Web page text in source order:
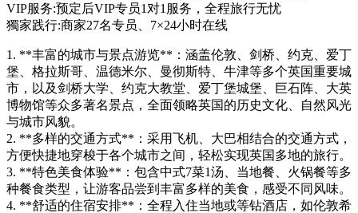
VIP服务:预定后VIP专员1对1服务，全程旅行无忧
獨家践行:商家27名专员、7×24小时在线
1. **丰富的城市与景点游览**：涵盖伦敦、剑桥、约克、爱丁
堡、格拉斯哥、温德米尔、曼彻斯特、牛津等多个英国重要城
市，以及剑桥大学、约克大教堂、爱丁堡城堡、巨石阵、大英
博物馆等众多著名景点，全面领略英国的历史文化、自然风光
与城市风貌。
2. **多样的交通方式**：采用飞机、大巴相结合的交通方式，
方便快捷地穿梭于各个城市之间，轻松实现英国多地的旅行。
3. **特色美食体验**：包含中式7菜1汤、当地餐、火锅餐等多
种餐食类型，让游客品尝到丰富多样的美食，感受不同风味。
4. **舒适的住宿安排**：全程入住当地或等钻酒店，如伦敦希